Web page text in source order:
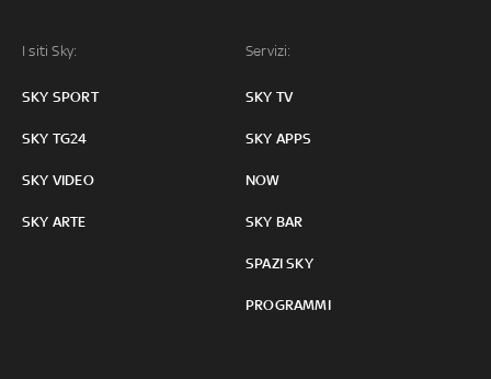
I siti Sky:
SKY SPORT
SKY TG24
SKY VIDEO
SKY ARTE
Servizi:
SKY TV
SKY APPS
NOW
SKY BAR
SPAZI SKY
PROGRAMMI